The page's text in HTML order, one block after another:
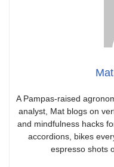
A Pampas-raised
analyst, Mat blogs on
and mindfulness hacks
accordions, bikes
espresso shots